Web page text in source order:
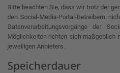
Bitte beachten Sie, dass wir trotz der
den Social-Media-Portal-Betreibern
Datenverarbeitungsvorgänge der
Möglichkeiten richten sich maßgeblich
jeweiligen Anbieters.
Speicherdauer